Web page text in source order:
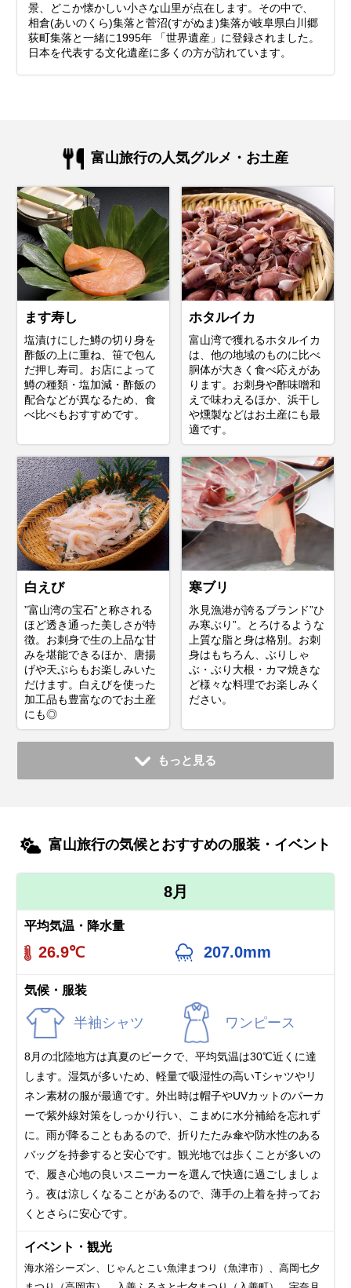
景、どこか懐かしい小さな山里が点在します。その中で、
相倉(あいのくら)集落と菅沼(すがぬま)集落が岐阜県白川郷
荻町集落と一緒に1995年 「世界遺産」に登録されました。
日本を代表する文化遺産に多くの方が訪れています。
富山旅行の人気グルメ・お土産
ます寿し
塩漬けにした鱒の切り身を
酢飯の上に重ね、笹で包ん
だ押し寿司。お店によって
鱒の種類・塩加減・酢飯の
配合などが異なるため、食
べ比べもおすすめです。
ホタルイカ
富山湾で獲れるホタルイカ
は、他の地域のものに比べ
胴体が大きく食べ応えがあ
ります。お刺身や酢味噌和
えで味わえるほか、浜干し
や燻製などはお土産にも最
適です。
白えび
”富山湾の宝石”と称される
ほど透き通った美しさが特
徴。お刺身で生の上品な甘
みを堪能できるほか、唐揚
げや天ぷらもお楽しみいた
だけます。白えびを使った
加工品も豊富なのでお土産
にも◎
寒ブリ
氷見漁港が誇るブランド”ひ
み寒ぶり”。とろけるような
上質な脂と身は格別。お刺
身はもちろん、ぶりしゃ
ぶ・ぶり大根・カマ焼きな
ど様々な料理でお楽しみく
ださい。
もっと見る
富山旅行の気候とおすすめの服装・イベント
8月
平均気温・降水量
26.9℃ 207.0mm
気候・服装
半袖シャツ ワンピース
8月の北陸地方は真夏のピークで、平均気温は30℃近くに達
します。湿気が多いため、軽量で吸湿性の高いTシャツやリ
ネン素材の服が最適です。外出時は帽子やUVカットのパーカ
ーで紫外線対策をしっかり行い、こまめに水分補給を忘れず
に。雨が降ることもあるので、折りたたみ傘や防水性のある
バッグを持参すると安心です。観光地では歩くことが多いの
で、履き心地の良いスニーカーを選んで快適に過ごしましょ
う。夜は涼しくなることがあるので、薄手の上着を持ってお
くとさらに安心です。
イベント・観光
海水浴シーズン、じゃんとこい魚津まつり（魚津市）、高岡七夕